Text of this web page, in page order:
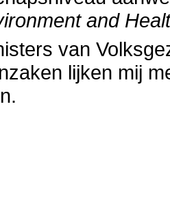
and
van
lijken mij